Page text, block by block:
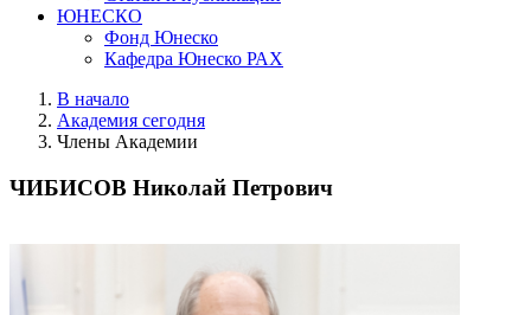
ЮНЕСКО
Фонд Юнеско
Кафедра Юнеско РАХ
В начало
Академия сегодня
Члены Академии
ЧИБИСОВ Николай Петрович